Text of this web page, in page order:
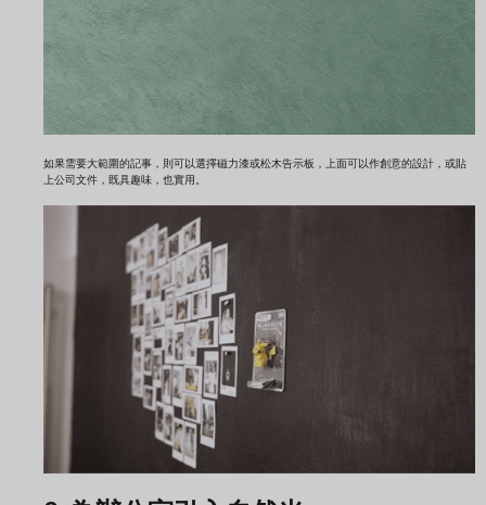
如果需要大範圍的記事，則可以選擇磁力漆或松木告示板，上面可以作創意的設計，或貼
上公司文件，既具趣味，也實用。